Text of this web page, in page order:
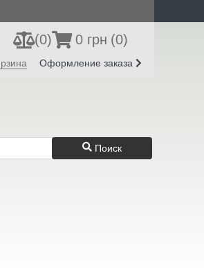
Вход
Регистрация
(0) 0 грн (0)
Оформление заказа
Поиск